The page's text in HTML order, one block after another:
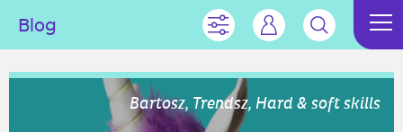
Blog
Bartosz, Trendsz, Hard & soft skills